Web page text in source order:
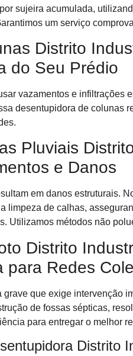
sujeira acumulada,
um serviço
Distrito
do Seu Prédio
vazamentos e infiltrações
desentupidora de colunas
Pluviais
e Danos
em danos estruturais.
limpeza de calhas,
Utilizamos métodos não
Distrito
para Redes
que exige intervenção
de fossas sépticas,
para entregar o melhor
Distrito